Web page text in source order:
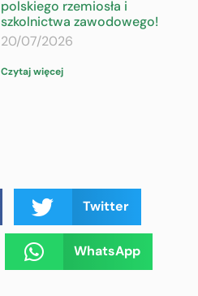
polskiego rzemiosła i
szkolnictwa zawodowego!
20/07/2026
Czytaj więcej
Twitter
WhatsApp